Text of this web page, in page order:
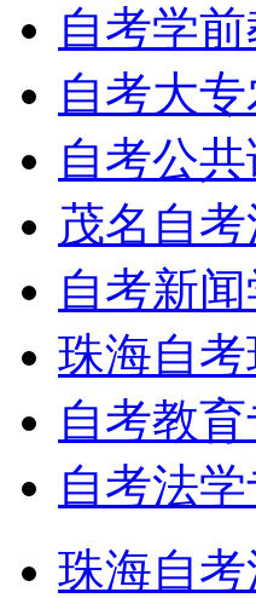
自考学
自考大
自考公
茂名自
自考新
珠海自
自考教
自考法
珠海自